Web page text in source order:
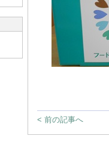
< 前の記事へ